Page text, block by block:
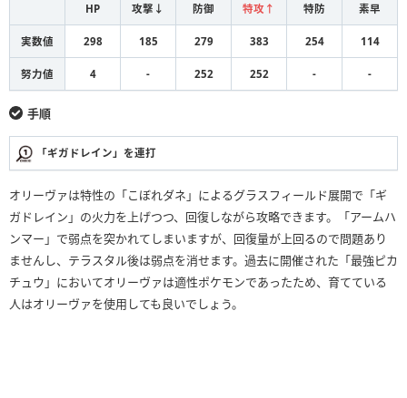
HP 攻撃↓ 防御 特攻↑ 特防 素早
実数値 298 185 279 383 254 114
努力値 4 - 252 252 - -
手順
「ギガドレイン」を連打
オリーヴァは特性の「こぼれダネ」によるグラスフィールド展開で「ギ
ガドレイン」の火力を上げつつ、回復しながら攻略できます。「アームハ
ンマー」で弱点を突かれてしまいますが、回復量が上回るので問題あり
ませんし、テラスタル後は弱点を消せます。過去に開催された「最強ピカ
チュウ」においてオリーヴァは適性ポケモンであったため、育てている
人はオリーヴァを使用しても良いでしょう。